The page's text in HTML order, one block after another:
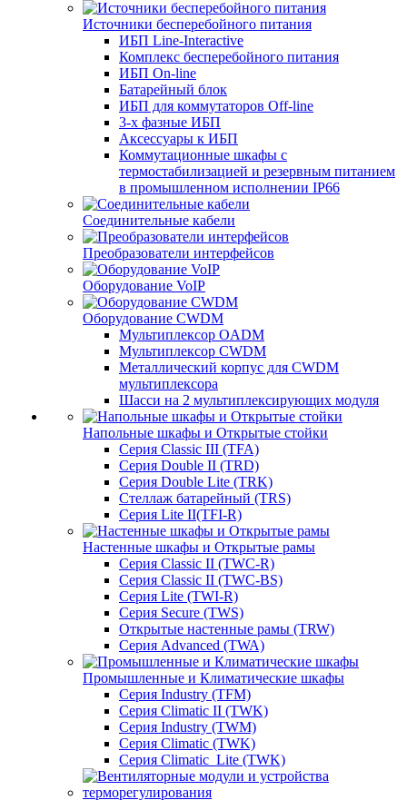
Источники бесперебойного питания
ИБП Line-Interactive
Комплекс бесперебойного питания
ИБП On-line
Батарейный блок
ИБП для коммутаторов Off-line
3-х фазные ИБП
Аксессуары к ИБП
Коммутационные шкафы с
термостабилизацией и резервным питанием
в промышленном исполнении IP66
Соединительные кабели
Преобразователи интерфейсов
Оборудование VoIP
Оборудование CWDM
Мультиплекcор OADM
Мультиплексор CWDM
Металлический корпус для CWDM
мультиплексора
Шасси на 2 мультиплексирующих модуля
Напольные шкафы и Открытые стойки
Серия Classic III (TFA)
Серия Double II (TRD)
Серия Double Lite (TRK)
Стеллаж батарейный (TRS)
Серия Lite II(TFI-R)
Настенные шкафы и Открытые рамы
Серия Classic II (TWC-R)
Серия Classic II (TWC-BS)
Серия Lite (TWI-R)
Серия Secure (TWS)
Открытые настенные рамы (TRW)
Серия Advanced (TWA)
Промышленные и Климатические шкафы
Серия Industry (TFM)
Серия Climatic II (TWK)
Серия Industry (TWM)
Серия Climatic (TWK)
Серия Climatic_Lite (TWK)